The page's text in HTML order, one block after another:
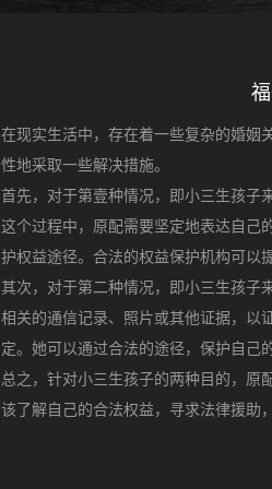
在现实生活中，存在着一些复杂的婚姻
性地采取一些解决措施。
首先，对于第壹种情况，即小三生孩子
这个过程中，原配需要坚定地表达自己
护权益途径。合法的权益保护机构可以
其次，对于第二种情况，即小三生孩子
相关的通信记录、照片或其他证据，以
定。她可以通过合法的途径，保护自己
总之，针对小三生孩子的两种目的，原
该了解自己的合法权益，寻求法律援助